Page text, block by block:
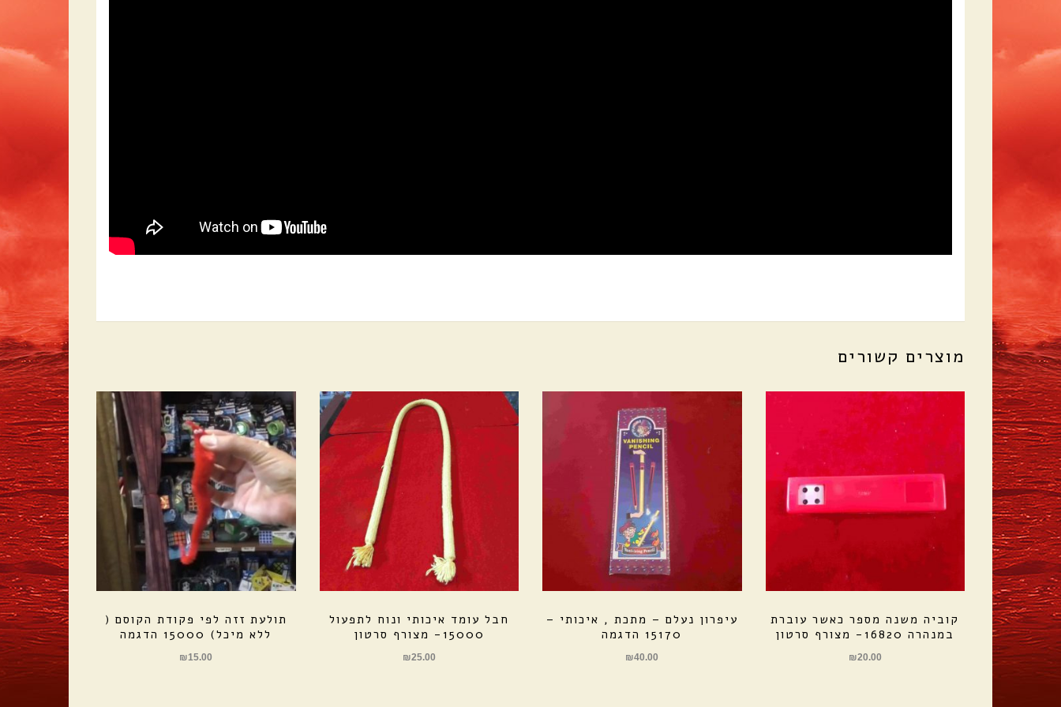
מוצרים קשורים
קוביה משנה מספר כאשר עוברת
במנהרה 16820- מצורף סרטון
₪20.00
עיפרון נעלם – מתכת , איכותי –
15170 הדגמה
₪40.00
חבל עומד איכותי ונוח לתפעול
15000- מצורף סרטון
₪25.00
תולעת זזה לפי פקודת הקוסם (
ללא מיכל) 15000 הדגמה
₪15.00